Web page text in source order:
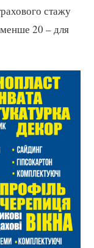
стажу
менше 20 – для